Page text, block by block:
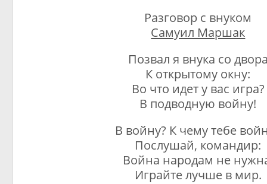
Разговор с внуком
Самуил Маршак
Позвал я внука со
К открытому окну:
Во что идет у вас игра?
В подводную войну!
В войну? К чему тебе
Послушай, командир:
Война народам не
Играйте лучше в мир.